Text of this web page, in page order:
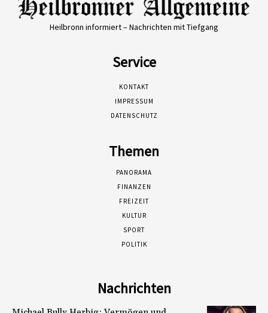
Heilbronn informiert – Nachrichten mit Tiefgang
Service
KONTAKT
IMPRESSUM
DATENSCHUTZ
Themen
PANORAMA
FINANZEN
FREIZEIT
KULTUR
SPORT
POLITIK
Nachrichten